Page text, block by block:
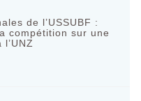
de l’USSUBF :
compétition sur une